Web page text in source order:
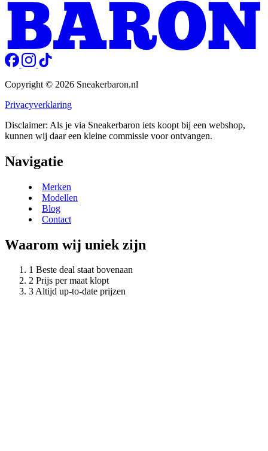
Copyright © 2026 Sneakerbaron.nl
Privacyverklaring
Disclaimer: Als je via Sneakerbaron iets koopt bij een webshop,
kunnen wij daar een kleine commissie voor ontvangen.
Navigatie
Merken
Modellen
Blog
Contact
Waarom wij uniek zijn
Beste deal staat bovenaan
Prijs per maat klopt
Altijd up-to-date prijzen